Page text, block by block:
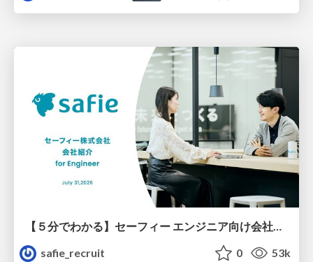
【５分でわかる】セーフィー エンジニア向け会社紹介
safie_recruit
0 53k